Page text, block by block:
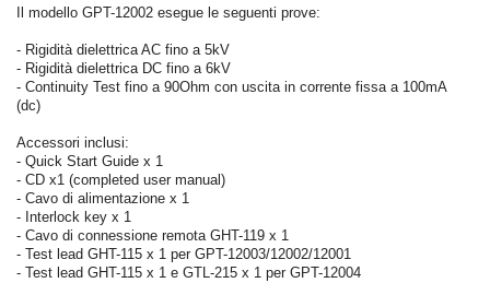
Il modello GPT-12002 esegue le seguenti prove:
- Rigidità dielettrica AC fino a 5kV
- Rigidità dielettrica DC fino a 6kV
- Continuity Test fino a 90Ohm con uscita in corrente fissa a 100mA
(dc)
Accessori inclusi:
- Quick Start Guide x 1
- CD x1 (completed user manual)
- Cavo di alimentazione x 1
- Interlock key x 1
- Cavo di connessione remota GHT-119 x 1
- Test lead GHT-115 x 1 per GPT-12003/12002/12001
- Test lead GHT-115 x 1 e GTL-215 x 1 per GPT-12004